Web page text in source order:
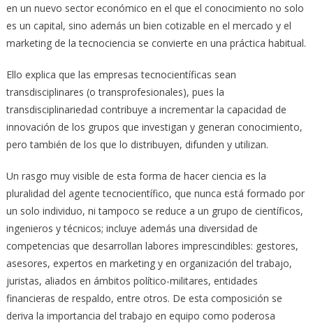
en un nuevo sector económico en el que el conocimiento no solo
es un capital, sino además un bien cotizable en el mercado y el
marketing de la tecnociencia se convierte en una práctica habitual.
Ello explica que las empresas tecnocientíficas sean
transdisciplinares (o transprofesionales), pues la
transdisciplinariedad contribuye a incrementar la capacidad de
innovación de los grupos que investigan y generan conocimiento,
pero también de los que lo distribuyen, difunden y utilizan.
Un rasgo muy visible de esta forma de hacer ciencia es la
pluralidad del agente tecnocientífico, que nunca está formado por
un solo individuo, ni tampoco se reduce a un grupo de científicos,
ingenieros y técnicos; incluye además una diversidad de
competencias que desarrollan labores imprescindibles: gestores,
asesores, expertos en marketing y en organización del trabajo,
juristas, aliados en ámbitos político-militares, entidades
financieras de respaldo, entre otros. De esta composición se
deriva la importancia del trabajo en equipo como poderosa